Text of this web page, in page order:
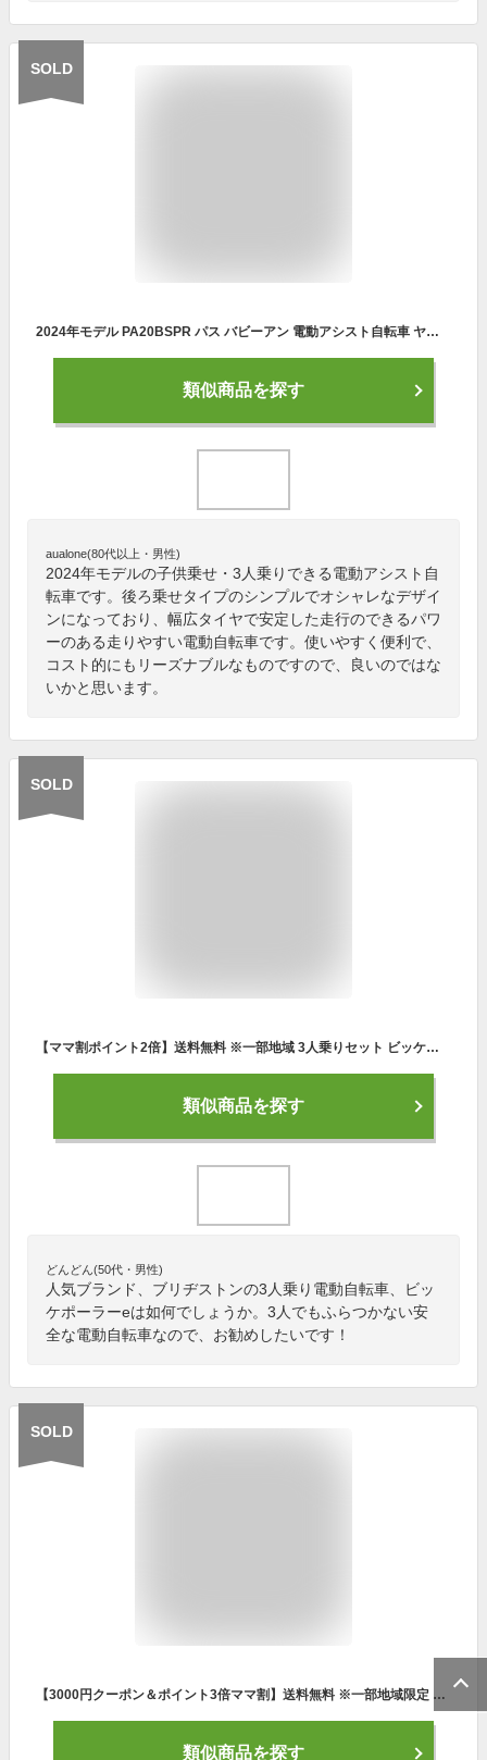
SOLD
2024年モデル PA20BSPR パス バビーアン 電動アシスト自転車 ヤマハ PAS Babby un SP 3人乗り 子供乗せ 後ろ乗せ
類似商品を探す
aualone(80代以上・男性)
2024年モデルの子供乗せ・3人乗りできる電動アシスト自
転車です。後ろ乗せタイプのシンプルでオシャレなデザイ
ンになっており、幅広タイヤで安定した走行のできるパワ
ーのある走りやすい電動自転車です。使いやすく便利で、
コスト的にもリーズナブルなものですので、良いのではな
いかと思います。
SOLD
【ママ割ポイント2倍】送料無料 ※一部地域 3人乗りセット ビッケポーラーe BP0C40 15.4Ah ブリヂストン 電動自転車 3人乗り 三人乗り 20インチ ビッケ・ポーラ ポーラー 前子供乗せシート付き 子供乗せ電動アシスト自転車 電動自転車 bikke 防犯登録無料
類似商品を探す
どんどん(50代・男性)
人気ブランド、ブリヂストンの3人乗り電動自転車、ビッ
ケポーラーeは如何でしょうか。3人でもふらつかない安
全な電動自転車なので、お勧めしたいです！
SOLD
【3000円クーポン＆ポイント3倍ママ割】送料無料 ※一部地域限定 ギュット・クルームR・DX・20 BE-FRD033 2024年モデル 3人乗りセット パナソニック 20インチ 16Ah GYUTTO 20型 ギュットクルームR DX 電動アシスト自転車 電動自転車 子乗せ自転車 子ども乗せ 防犯登録無料
類似商品を探す